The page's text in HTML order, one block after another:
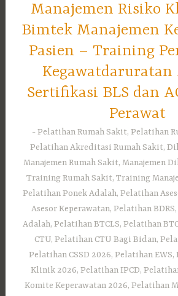
Manajemen Risiko
Bimtek Manajemen
Pasien – Training
Kegawatdaruratan
Sertifikasi BLS dan
Perawat
Pelatihan Rumah Sakit, Pelatihan
Pelatihan Akreditasi Rumah Sakit,
Manajemen Rumah Sakit, Manajemen
Training Rumah Sakit, Training
Pelatihan Ponek Adalah, Pelatihan
Asesor Keperawatan, Pelatihan
Adalah, Pelatihan BTCLS, Pelatihan
CTU, Pelatihan CTU Bagi Bidan,
Pelatihan CSSD 2026, Pelatihan
Klinik 2026, Pelatihan IPCD,
Komite Keperawatan 2026, Pelatihan